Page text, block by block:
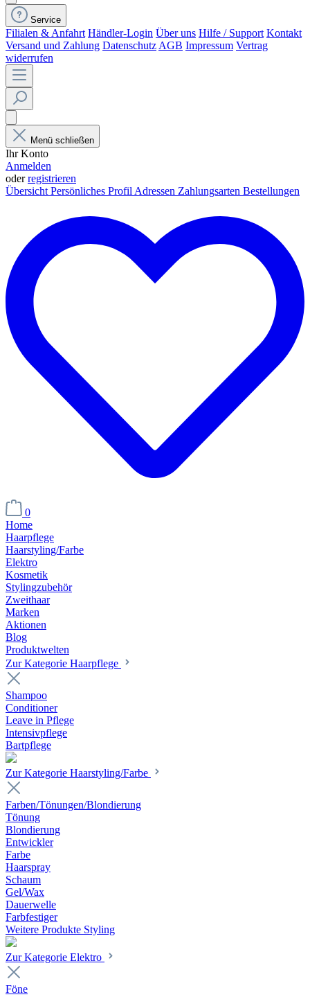
Service
Filialen & Anfahrt Händler-Login Über uns Hilfe / Support Kontakt
Versand und Zahlung Datenschutz AGB Impressum Vertrag
widerrufen
Menü schließen
Ihr Konto
Anmelden
oderregistrieren
Übersicht Persönliches Profil Adressen Zahlungsarten Bestellungen
0
Home
Haarpflege
Haarstyling/Farbe
Elektro
Kosmetik
Stylingzubehör
Zweithaar
Marken
Aktionen
Blog
Produktwelten
Zur Kategorie Haarpflege
Shampoo
Conditioner
Leave in Pflege
Intensivpflege
Bartpflege
Zur Kategorie Haarstyling/Farbe
Farben/Tönungen/Blondierung
Tönung
Blondierung
Entwickler
Farbe
Haarspray
Schaum
Gel/Wax
Dauerwelle
Farbfestiger
Weitere Produkte Styling
Zur Kategorie Elektro
Föne